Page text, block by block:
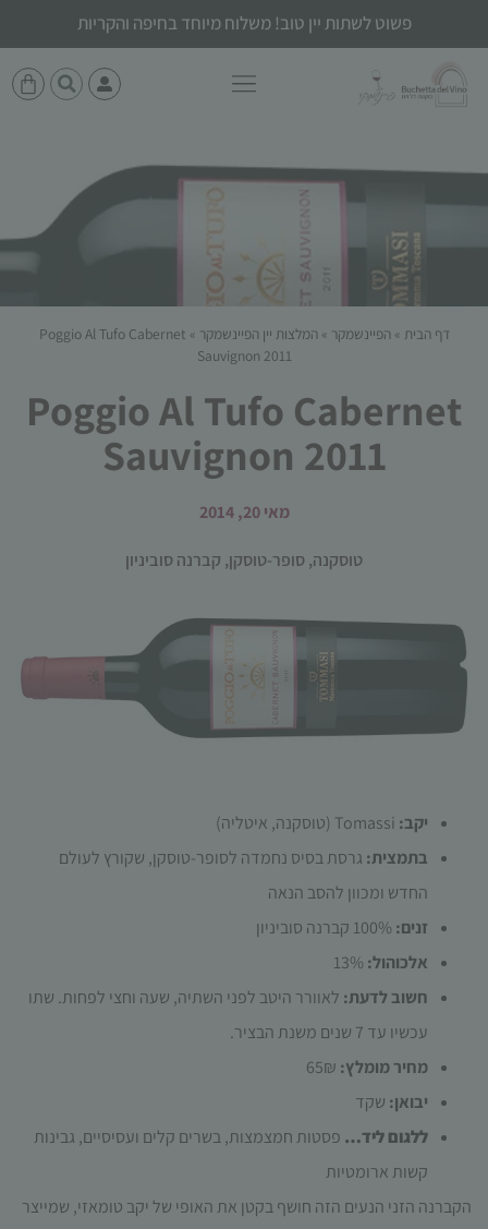
פשוט לשתות יין טוב! משלוח מיוחד בחיפה והקריות
דף הבית »הפיינשמקר »המלצות יין הפיינשמקר »
Poggio Al Tufo Cabernet
Sauvignon 2011
Poggio Al Tufo Cabernet
Sauvignon 2011
מאי 20, 2014
טוסקנה,סופר-טוסקן, קברנה סוביניון
יקב:
בתמצית: גרסת בסיס נחמדה לסופר-טוסקן, שקורץ לעולם
החדש ומכוון להסב הנאה
זנים:
אלכוהול: 13%
חשוב לדעת: לאוורר היטב לפני השתיה, שעה וחצי לפחות. שתו
עכשיו עד 7 שנים משנת הבציר.
מחיר מומלץ:
יבואן: שקד
ללגום ליד… פסטות חמצמצות, בשרים קלים ועסיסיים, גבינות
קשות ארומטיות
הקברנה הזני הנעים הזה חושף בקטן את האופי של יקב טומאזי, שמייצר
Cookie
תפקוד האתר
ומבנהו,
כדי שהאתר